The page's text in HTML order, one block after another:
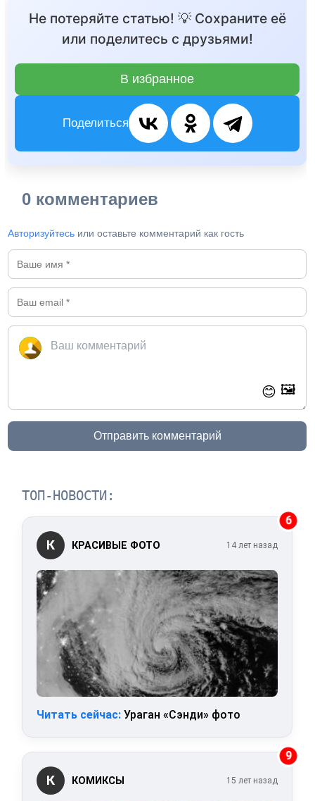
Не потеряйте статью! 💡 Сохраните её
или поделитесь с друзьями!
В избранное
Поделиться
0 комментариев
Авторизуйтесь или оставьте комментарий как гость
😊 🖼️
Отправить комментарий
ТОП-НОВОСТИ:
6
К КРАСИВЫЕ ФОТО 14 лет назад
Читать сейчас: Ураган «Сэнди» фото
9
К КОМИКСЫ 15 лет назад